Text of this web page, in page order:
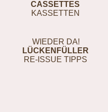
CASSETTES
KASSETTEN
WIEDER DA!
LÜCKENFÜLLER
RE-ISSUE TIPPS